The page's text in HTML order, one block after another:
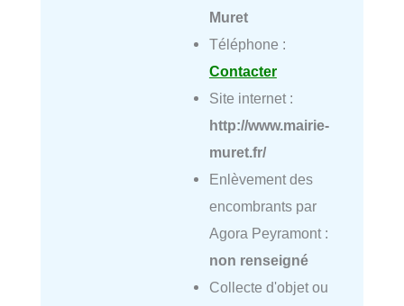
Muret
Téléphone :
Contacter
Site internet :
http://www.mairie-
muret.fr/
Enlèvement des
encombrants par
Agora Peyramont :
non renseigné
Collecte d'objet ou